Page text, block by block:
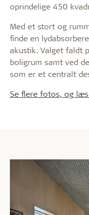
oprindelige 450
Med et stort og
finde en
akustik. Valget faldt
boligrum samt ved
som er et centralt
Se flere fotos, og